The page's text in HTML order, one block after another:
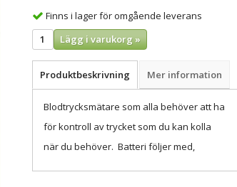
Finns i lager för omgående leverans
Lägg i varukorg »
Produktbeskrivning Mer information
Blodtrycksmätare som alla behöver att ha
för kontroll av trycket som du kan kolla
när du behöver. Batteri följer med,